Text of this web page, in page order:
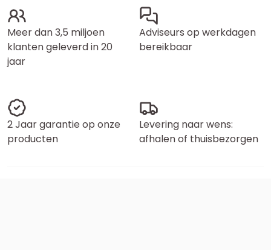
Meer dan 3,5 miljoen
klanten geleverd in 20
jaar
Adviseurs op werkdagen
bereikbaar
2 Jaar garantie op onze
producten
Levering naar wens:
afhalen of thuisbezorgen